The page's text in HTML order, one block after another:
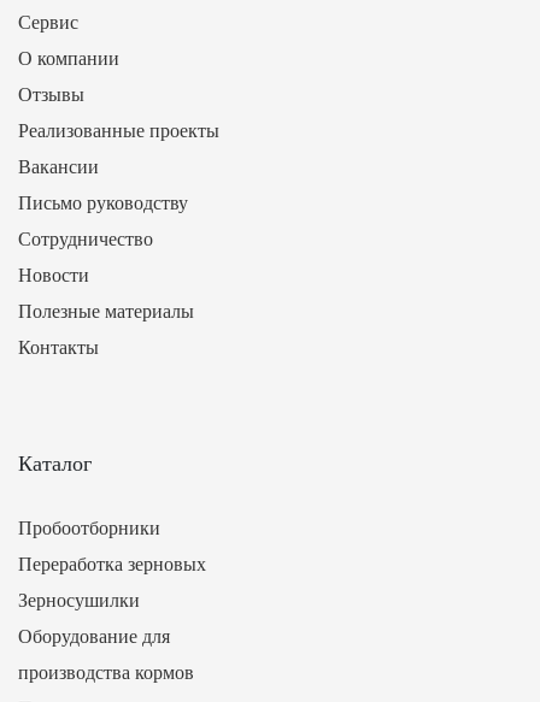
Сервис
О компании
Отзывы
Реализованные проекты
Вакансии
Письмо руководству
Сотрудничество
Новости
Полезные материалы
Контакты
Каталог
Пробоотборники
Переработка зерновых
Зерносушилки
Оборудование для
производства кормов